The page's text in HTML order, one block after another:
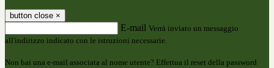
button close ×
E-mail Verrà inviato un messaggio
all'indirizzo indicato con le istruzioni necessarie.
Non hai una e-mail associata al nome utente? Effettua il reset della password